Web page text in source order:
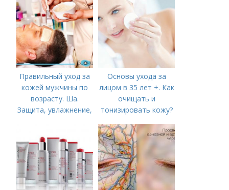
Правильный уход за
кожей мужчины по
возрасту. Ша.
Защита, увлажнение,
Основы ухода за
лицом в 35 лет +. Как
очищать и
тонизировать кожу?